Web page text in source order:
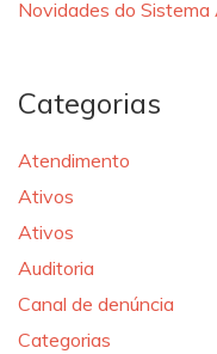
Novidades do
Categorias
Atendimento
Ativos
Ativos
Auditoria
Canal de denúncia
Categorias